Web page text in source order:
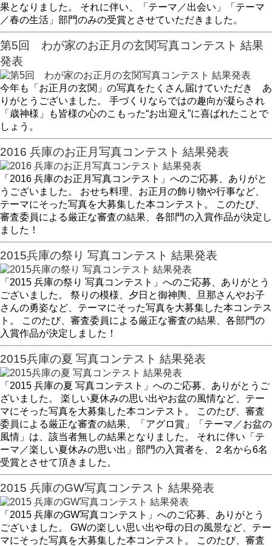
果となりました。 それに伴い、「テーマ／出会い」「テーマ
／春の生活」部門のみの受賞とさせていただきました。
第5回 わが家のお正月の玄関写真コンテスト 結果
発表
今年も「お正月の玄関」の写真をたくさん届けていただき あ
りがとうございました。 手づくりならではの趣向が凝らされ
「歳神様」も皆様の心のこもった“お出迎え”に喜ばれたことで
しょう。
2016 兵庫のお正月写真コンテスト 結果発表
「2016 兵庫のお正月写真コンテスト」へのご応募、ありがと
うございました。 おせち料理、お正月の飾り物や行事など、
テーマにそった写真を大募集した本コンテスト。 このたび、
審査委員による厳正な審査の結果、各部門の入賞作品が決定し
ました！
2015兵庫の祭り 写真コンテスト 結果発表
「2015 兵庫の祭り 写真コンテスト」へのご応募、ありがとう
ございました。 祭りの模様、夕日と御神輿、旦那さんやお子
さんの勇姿など、テーマにそった写真を大募集した本コンテス
ト。 このたび、審査委員による厳正な審査の結果、各部門の
入賞作品が決定しました！
2015兵庫の夏 写真コンテスト 結果発表
「2015 兵庫の夏 写真コンテスト」へのご応募、ありがとうご
ざいました。 楽しい夏休みの思い出やお盆の風情など、テー
マにそった写真を大募集した本コンテスト。 このたび、審査
委員による厳正な審査の結果、「アグロ賞」「テーマ／お盆の
風情」は、該当者無しの結果となりました。 それに伴い「テ
ーマ／楽しい夏休みの思い出」部門の入賞者を、２名から6名
受賞とさせて頂きました。
2015 兵庫のGW写真コンテスト 結果発表
「2015 兵庫のGW写真コンテスト」へのご応募、ありがとう
ございました。 GWの楽しい思い出や母の日の風景など、テー
マにそった写真を大募集した本コンテスト。 このたび、審査